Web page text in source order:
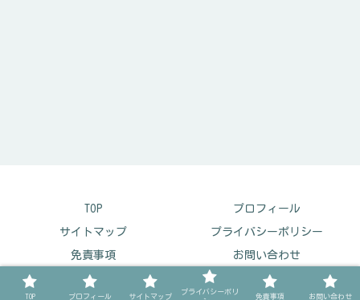
TOP プロフィール
サイトマップ プライバシーポリシー
免責事項 お問い合わせ
© 2023 ほんタメガイド.
TOP プロフィール サイトマップ
プライバシーポリ
免責事項 お問い合わせ